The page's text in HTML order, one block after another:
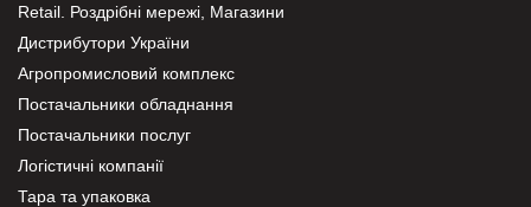
Retail. Роздрібні мережі, Магазини
Дистрибутори України
Агропромисловий комплекс
Постачальники обладнання
Постачальники послуг
Логістичні компанії
Тара та упаковка